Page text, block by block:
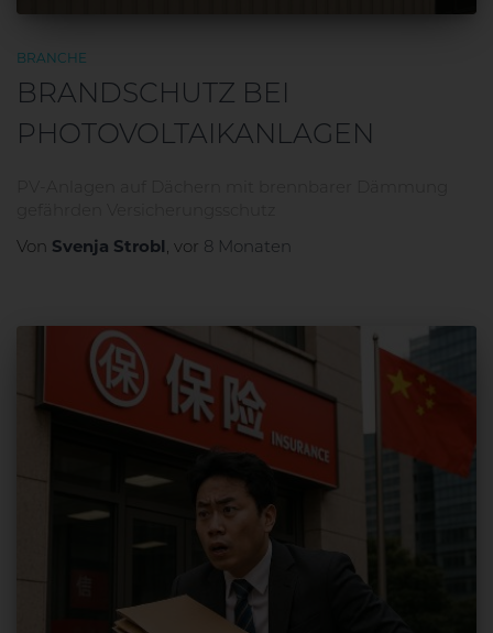
BRANCHE
BRANDSCHUTZ BEI
PHOTOVOLTAIKANLAGEN
Von Svenja Strobl , vor 8 Monaten